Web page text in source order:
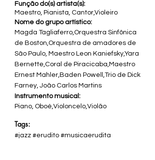
Função do(s) artista(s):
Maestro, Pianista, Cantor,Violeiro
Nome do grupo artístico:
Magda Tagliaferro,Orquestra Sinfônica
de Boston,Orquestra de amadores de
São Paulo, Maestro Leon Kaniefsky,Yara
Bernette,Coral de Piracicaba,Maestro
Ernest Mahler,Baden Powell,Trio de Dick
Farney, João Carlos Martins
Instrumento musical:
Piano, Oboé,Violoncelo,Violão
Tags:
#jazz #erudito #musicaerudita